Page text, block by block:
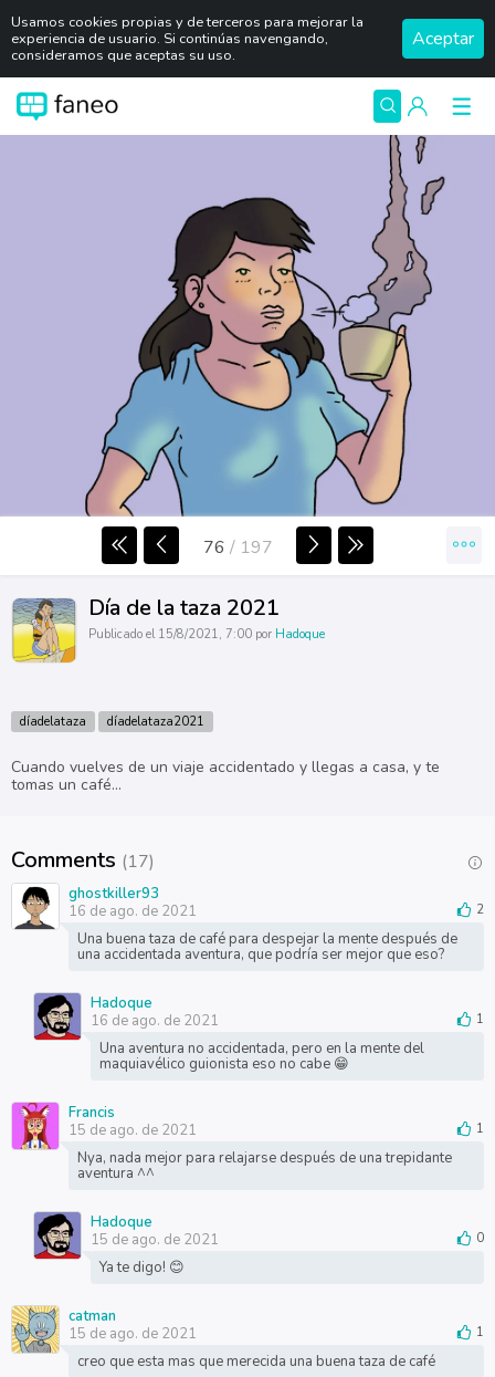
Usamos cookies propias y de terceros para mejorar la
experiencia de usuario. Si continúas navengando,
consideramos que aceptas su uso.
Aceptar
76 / 197
Día de la taza 2021
Publicado el 15/8/2021, 7:00 por Hadoque
díadelataza díadelataza2021
Cuando vuelves de un viaje accidentado y llegas a casa, y te
tomas un café...
Comments (17)
ghostkiller93
16 de ago. de 2021
2
Una buena taza de café para despejar la mente después de
una accidentada aventura, que podría ser mejor que eso?
Hadoque
16 de ago. de 2021
1
Una aventura no accidentada, pero en la mente del
maquiavélico guionista eso no cabe 😁
Francis
15 de ago. de 2021
1
Nya, nada mejor para relajarse después de una trepidante
aventura ^^
Hadoque
15 de ago. de 2021
0
Ya te digo! 😊
catman
15 de ago. de 2021
1
creo que esta mas que merecida una buena taza de café